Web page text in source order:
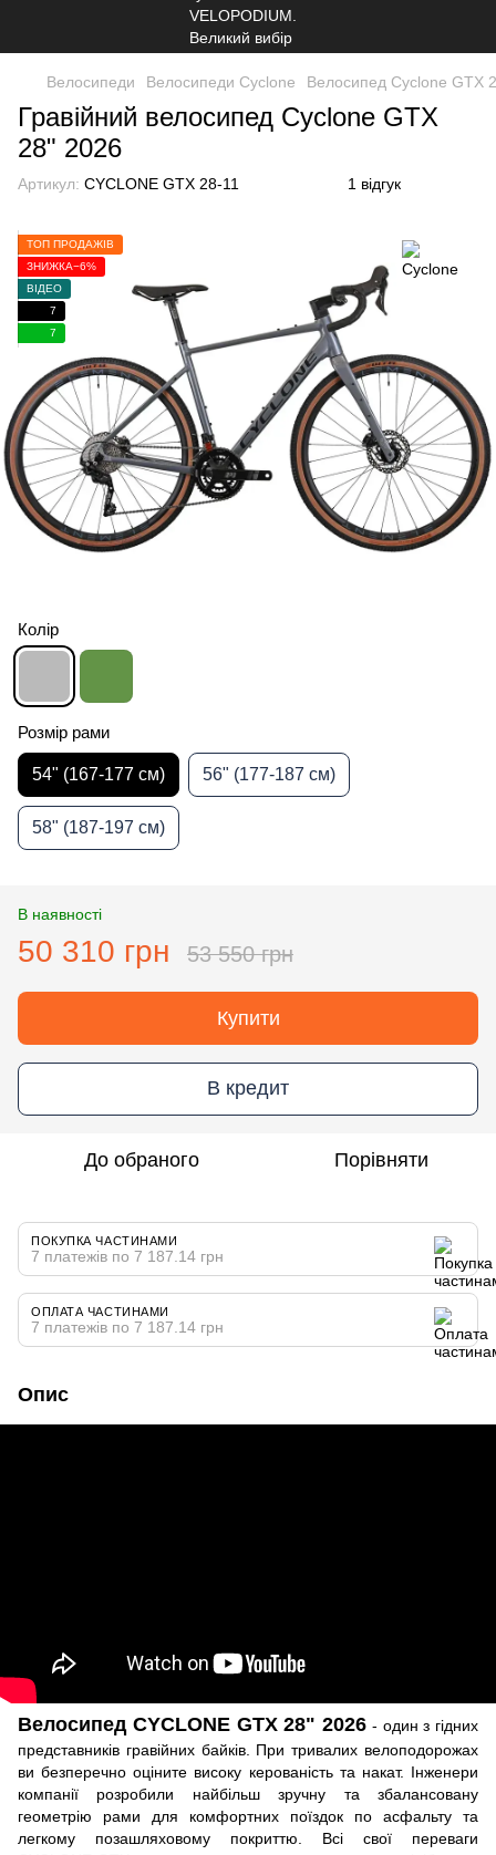
Велосипеди Велосипеди Cyclone Велосипед Cyclone GTX
Гравійний велосипед Cyclone GTX
28" 2026
Артикул: CYCLONE GTX 28-11 1 відгук
ТОП ПРОДАЖІВ
ЗНИЖКА−6%
ВІДЕО
7
7
Колір
Розмір рами
54" (167-177 см) 56" (177-187 см)
58" (187-197 см)
В наявності
50 310 грн 53 550 грн
Купити
В кредит
До обраного Порівняти
ПОКУПКА ЧАСТИНАМИ
7 платежів по 7 187.14 грн
ОПЛАТА ЧАСТИНАМИ
7 платежів по 7 187.14 грн
Опис
Велосипед CYCLONE GTX 28" 2026 - один з гідних
представників гравійних байків. При тривалих велоподорожах
ви безперечно оціните високу керованість та накат. Інженери
компанії розробили найбільш зручну та збалансовану
геометрію рами для комфортних поїздок по асфальту та
легкому позашляховому покриттю. Всі свої переваги